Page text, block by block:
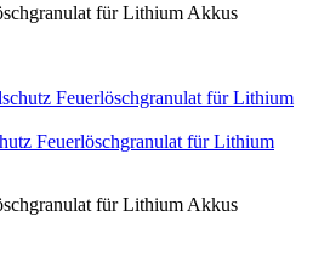
für Lithium Akkus
Feuerlöschgranulat für Lithium
für Lithium Akkus